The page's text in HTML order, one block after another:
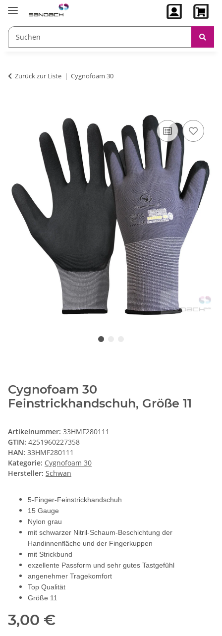
Zurück zur Liste Cygnofoam 30
Cygnofoam 30
Feinstrickhandschuh, Größe 11
Artikelnummer: 33HMF280111
GTIN: 4251960227358
HAN: 33HMF280111
Kategorie: Cygnofoam 30
Hersteller: Schwan
5-Finger-Feinstrickhandschuh
15 Gauge
Nylon grau
mit schwarzer Nitril-Schaum-Beschichtung der
Handinnenfläche und der Fingerkuppen
mit Strickbund
exzellente Passform und sehr gutes Tastgefühl
angenehmer Tragekomfort
Top Qualität
Größe 11
3,00 €